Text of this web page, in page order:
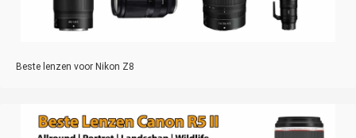
Beste lenzen voor Nikon Z8